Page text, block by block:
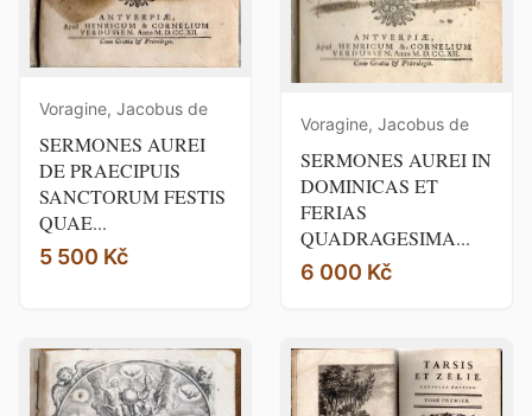
Voragine, Jacobus de
SERMONES AUREI
DE PRAECIPUIS
SANCTORUM FESTIS
QUAE...
5 500 Kč
Voragine, Jacobus de
SERMONES AUREI IN
DOMINICAS ET
FERIAS
QUADRAGESIMA...
6 000 Kč